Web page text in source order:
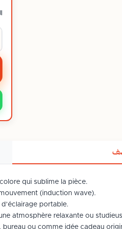
qui sublime la pièce.
(induction wave).
portable.
atmosphère relaxante ou
ou comme idée cadeau